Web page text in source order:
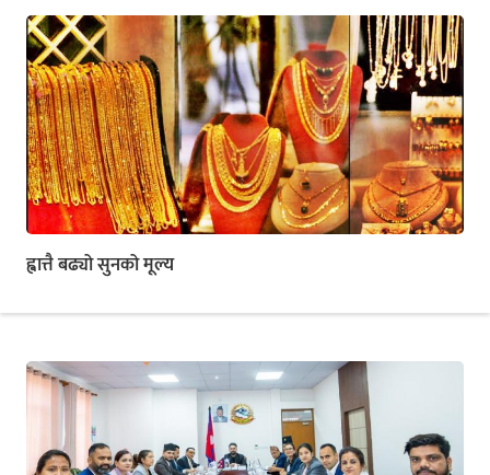
ह्वात्तै बढ्यो सुनको मूल्य